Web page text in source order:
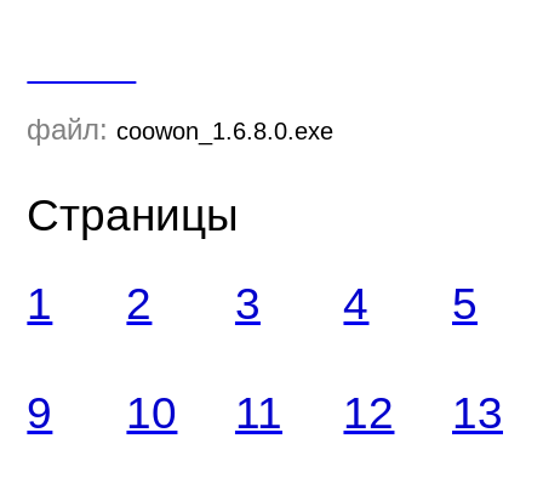
Страницы
файл: coowon_1.6.8.0.exe
1 2 4 5
9 10 11 12 13
3